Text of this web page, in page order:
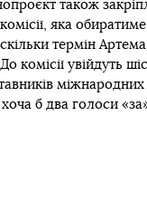
також
яка
термін
комісії увійдуть
б два голоси